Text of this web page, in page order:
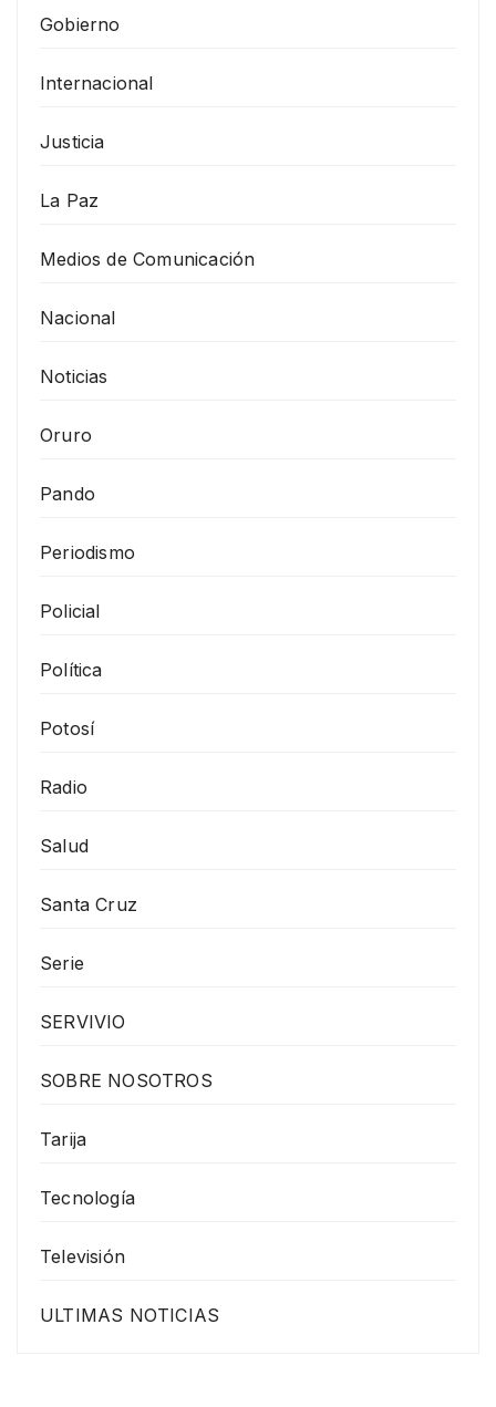
Gobierno
Internacional
Justicia
La Paz
Medios de Comunicación
Nacional
Noticias
Oruro
Pando
Periodismo
Policial
Política
Potosí
Radio
Salud
Santa Cruz
Serie
SERVIVIO
SOBRE NOSOTROS
Tarija
Tecnología
Televisión
ULTIMAS NOTICIAS